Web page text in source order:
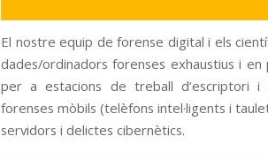
El nostre equip de forense digital i els
dades/ordinadors forenses exhaustius i
per a estacions de treball d’escriptori i
forenses mòbils (telèfons intel·ligents i
servidors i delictes cibernètics.